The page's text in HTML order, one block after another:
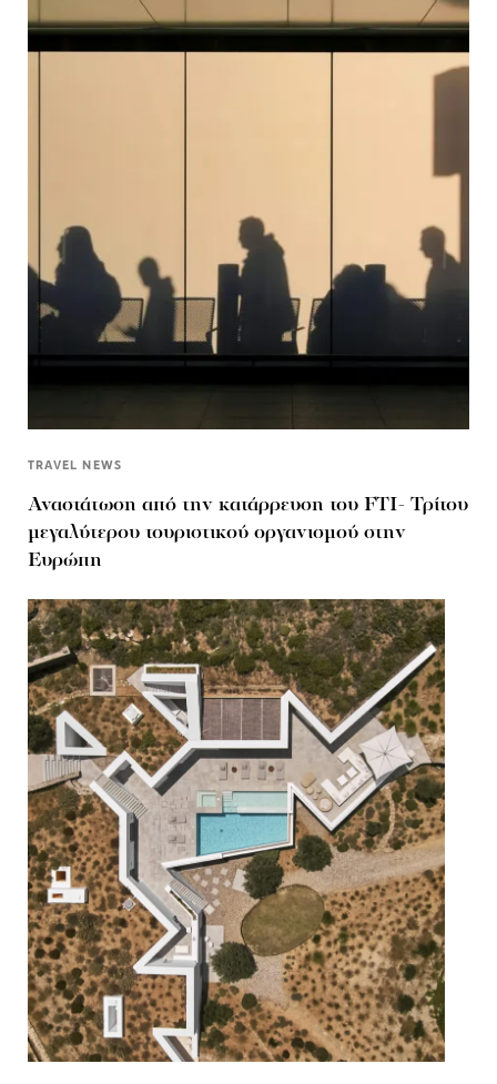
TRAVEL NEWS
Αναστάτωση από την κατάρρευση του FTI- Τρίτου
μεγαλύτερου τουριστικού οργανισμού στην
Ευρώπη